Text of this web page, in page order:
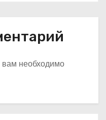
необходимо